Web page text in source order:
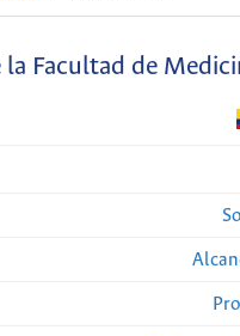
la Facultad de